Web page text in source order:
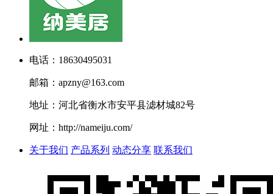
电话：18630495031
邮箱：apzny@163.com
地址：河北省衡水市安平县滤材城82号
网址：http://nameiju.com/
关于我们 产品系列 动态分享 联系我们